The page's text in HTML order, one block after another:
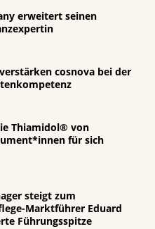
erweitert seinen
cosnova bei der
Thiamidol® von
für sich
steigt zum
Marktführer Eduard
Führungsspitze